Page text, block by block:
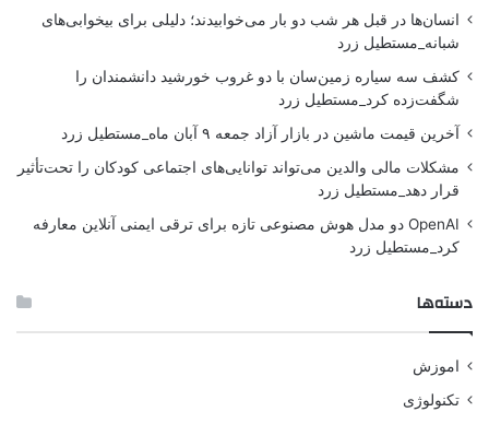
انسان‌ها در قبل هر شب دو بار می‌خوابیدند؛ دلیلی برای بیخوابی‌های
شبانه_مستطیل زرد
کشف سه سیاره زمین‌سان با دو غروب خورشید دانشمندان را
شگفت‌زده کرد_مستطیل زرد
آخرین قیمت ماشین در بازار آزاد جمعه ۹ آبان ماه_مستطیل زرد
مشکلات مالی والدین می‌تواند توانایی‌های اجتماعی کودکان را تحت‌تأثیر
قرار دهد_مستطیل زرد
OpenAI دو مدل هوش مصنوعی تازه برای ترقی ایمنی آنلاین معارفه
کرد_مستطیل زرد
دسته‌ها
اموزش
تکنولوژی